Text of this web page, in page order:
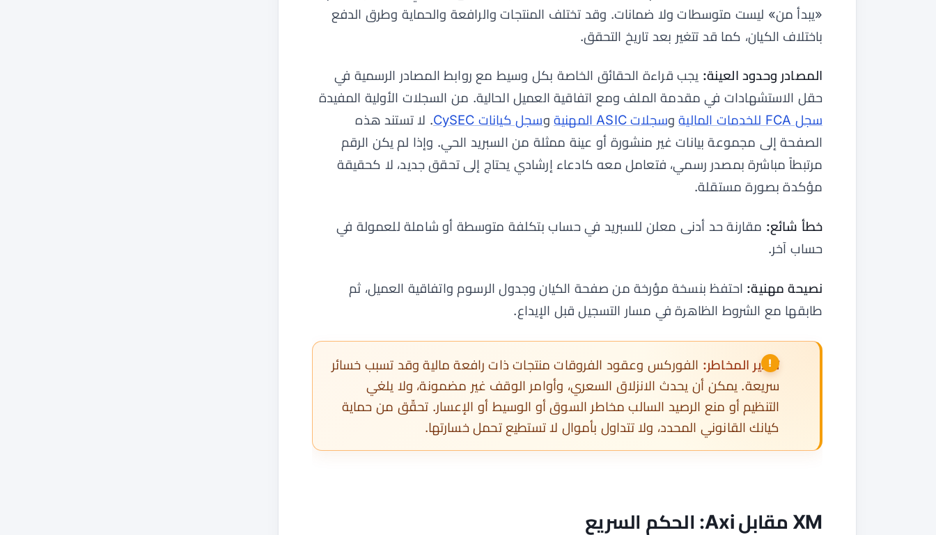
«يبدأ من» ليست متوسطات ولا ضمانات. وقد تختلف المنتجات والرافعة والحماية وطرق الدفع
باختلاف الكيان، كما قد تتغير بعد تاريخ التحقق.
المصادر وحدود العينة: يجب قراءة الحقائق الخاصة بكل وسيط مع روابط المصادر الرسمية في
حقل الاستشهادات في مقدمة الملف ومع اتفاقية العميل الحالية. من السجلات الأولية المفيدة
سجل FCA للخدمات المالية
وسجلات ASIC المهنية وسجل كيانات CySEC
. لا تستند هذه
الصفحة إلى مجموعة بيانات غير منشورة أو عينة ممثلة من السبريد الحي. وإذا لم يكن الرقم
مرتبطاً مباشرة بمصدر رسمي، فتعامل معه كادعاء إرشادي يحتاج إلى تحقق جديد، لا كحقيقة
مؤكدة بصورة مستقلة.
خطأ شائع: مقارنة حد أدنى معلن للسبريد في حساب بتكلفة متوسطة أو شاملة للعمولة في
حساب آخر.
نصيحة مهنية: احتفظ بنسخة مؤرخة من صفحة الكيان وجدول الرسوم واتفاقية العميل، ثم
طابقها مع الشروط الظاهرة في مسار التسجيل قبل الإيداع.
تحذير المخاطر: الفوركس وعقود الفروقات منتجات ذات رافعة مالية وقد تسبب خسائر
سريعة. يمكن أن يحدث الانزلاق السعري، وأوامر الوقف غير مضمونة، ولا يلغي
التنظيم أو منع الرصيد السالب مخاطر السوق أو الوسيط أو الإعسار. تحقّق من حماية
كيانك القانوني المحدد، ولا تتداول بأموال لا تستطيع تحمل خسارتها.
XM مقابل Axi: الحكم السريع